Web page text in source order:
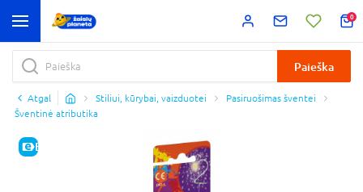
0
Paieška
Atgal Stiliui, kūrybai, vaizduotei
Pasiruošimas šventei
Šventinė atributika
E-KAINA